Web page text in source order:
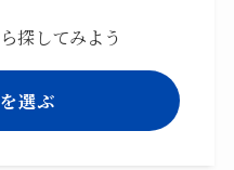
探してみよう
選ぶ